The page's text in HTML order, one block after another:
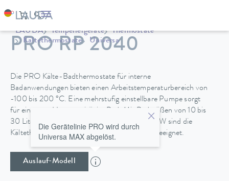
LAUDA Temperiergeräte
Thermostate
Kältethermostate
Universa
PRO RP 2040
Die PRO Kälte-Badthermostate für interne
Badanwendungen bieten einen Arbeitstemperaturbereich von
-100 bis 200 °C. Eine mehrstufig einstellbare Pumpe sorgt
für eine gute Homogenität im Bad. Mit Badgrößen von 10 bis
30 Litern und Kälteleistungen von 0,4 bis 1,5 kW sind die
Kältethermostat für vielfältige Anwendungen geeignet.
Auslauf-Modell
Die Gerätelinie PRO wird durch
Universa MAX abgelöst.